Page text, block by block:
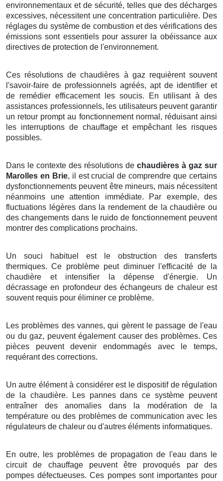
environnementaux et de sécurité, telles que des décharges
excessives, nécessitent une concentration particulière. Des
réglages du système de combustion et des vérifications des
émissions sont essentiels pour assurer la obéissance aux
directives de protection de l'environnement.
Ces résolutions de chaudières à gaz requièrent souvent
l'savoir-faire de professionnels agréés, apt de identifier et
de remédier efficacement les soucis. En utilisant à des
assistances professionnels, les utilisateurs peuvent garantir
un retour prompt au fonctionnement normal, réduisant ainsi
les interruptions de chauffage et empêchant les risques
possibles.
Dans le contexte des résolutions de chaudières à gaz sur
Marolles en Brie, il est crucial de comprendre que certains
dysfonctionnements peuvent être mineurs, mais nécessitent
néanmoins une attention immédiate. Par exemple, des
fluctuations légères dans la rendement de la chaudière ou
des changements dans le ruido de fonctionnement peuvent
montrer des complications prochains.
Un souci habituel est le obstruction des transferts
thermiques. Ce problème peut diminuer l'efficacité de la
chaudière et intensifier la dépense d'énergie. Un
décrassage en profondeur des échangeurs de chaleur est
souvent requis pour éliminer ce problème.
Les problèmes des vannes, qui gèrent le passage de l'eau
ou du gaz, peuvent également causer des problèmes. Ces
pièces peuvent devenir endommagés avec le temps,
requérant des corrections.
Un autre élément à considérer est le dispositif de régulation
de la chaudière. Les pannes dans ce système peuvent
entraîner des anomalies dans la modération de la
température ou des problèmes de communication avec les
régulateurs de chaleur ou d'autres éléments informatiques.
En outre, les problèmes de propagation de l'eau dans le
circuit de chauffage peuvent être provoqués par des
pompes défectueuses. Ces pompes sont importantes pour